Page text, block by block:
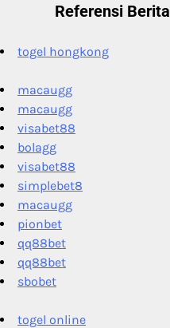
Referensi
togel hongkong
macaugg
macaugg
visabet88
bolagg
visabet88
simplebet8
macaugg
pionbet
qq88bet
qq88bet
sbobet
togel online